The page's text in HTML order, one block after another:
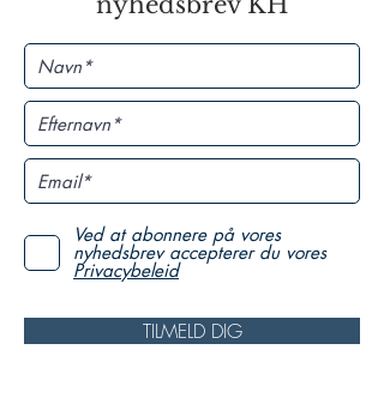
Ved at abonnere på vores
nyhedsbrev accepterer du vores
Privacybeleid
TILMELD DIG